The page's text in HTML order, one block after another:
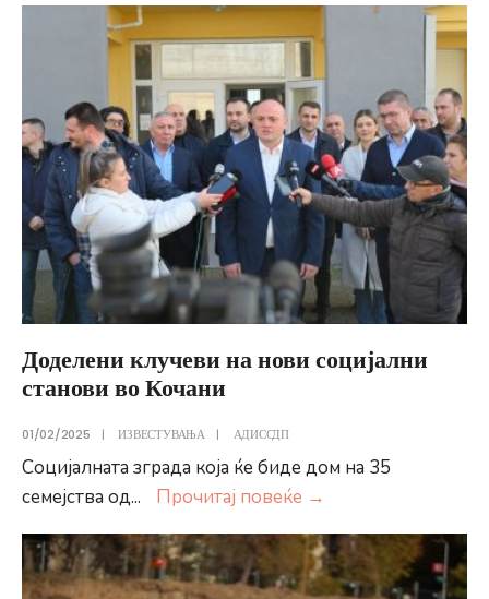
социјално
загрозени
семејства
во
Велес
Доделени клучеви на нови социјални
станови во Кочани
01/02/2025 | ИЗВЕСТУВАЊА | АДИССДП
Социјалната зграда која ќе биде дом на 35
семејства од... Прочитај повеќе →
на
нови